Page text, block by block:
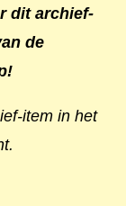
dit archief-
de
item in het